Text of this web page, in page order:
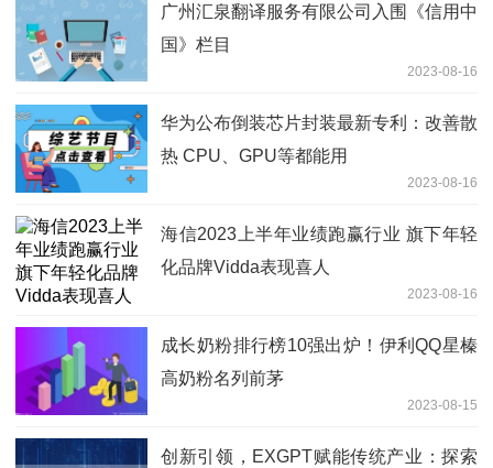
广州汇泉翻译服务有限公司入围《信用中
国》栏目
2023-08-16
华为公布倒装芯片封装最新专利：改善散
热 CPU、GPU等都能用
2023-08-16
海信2023上半年业绩跑赢行业 旗下年轻
化品牌Vidda表现喜人
2023-08-16
成长奶粉排行榜10强出炉！伊利QQ星榛
高奶粉名列前茅
2023-08-15
创新引领，EXGPT赋能传统产业：探索